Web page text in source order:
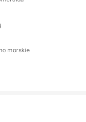
Ci maksymalny
– to
morskie